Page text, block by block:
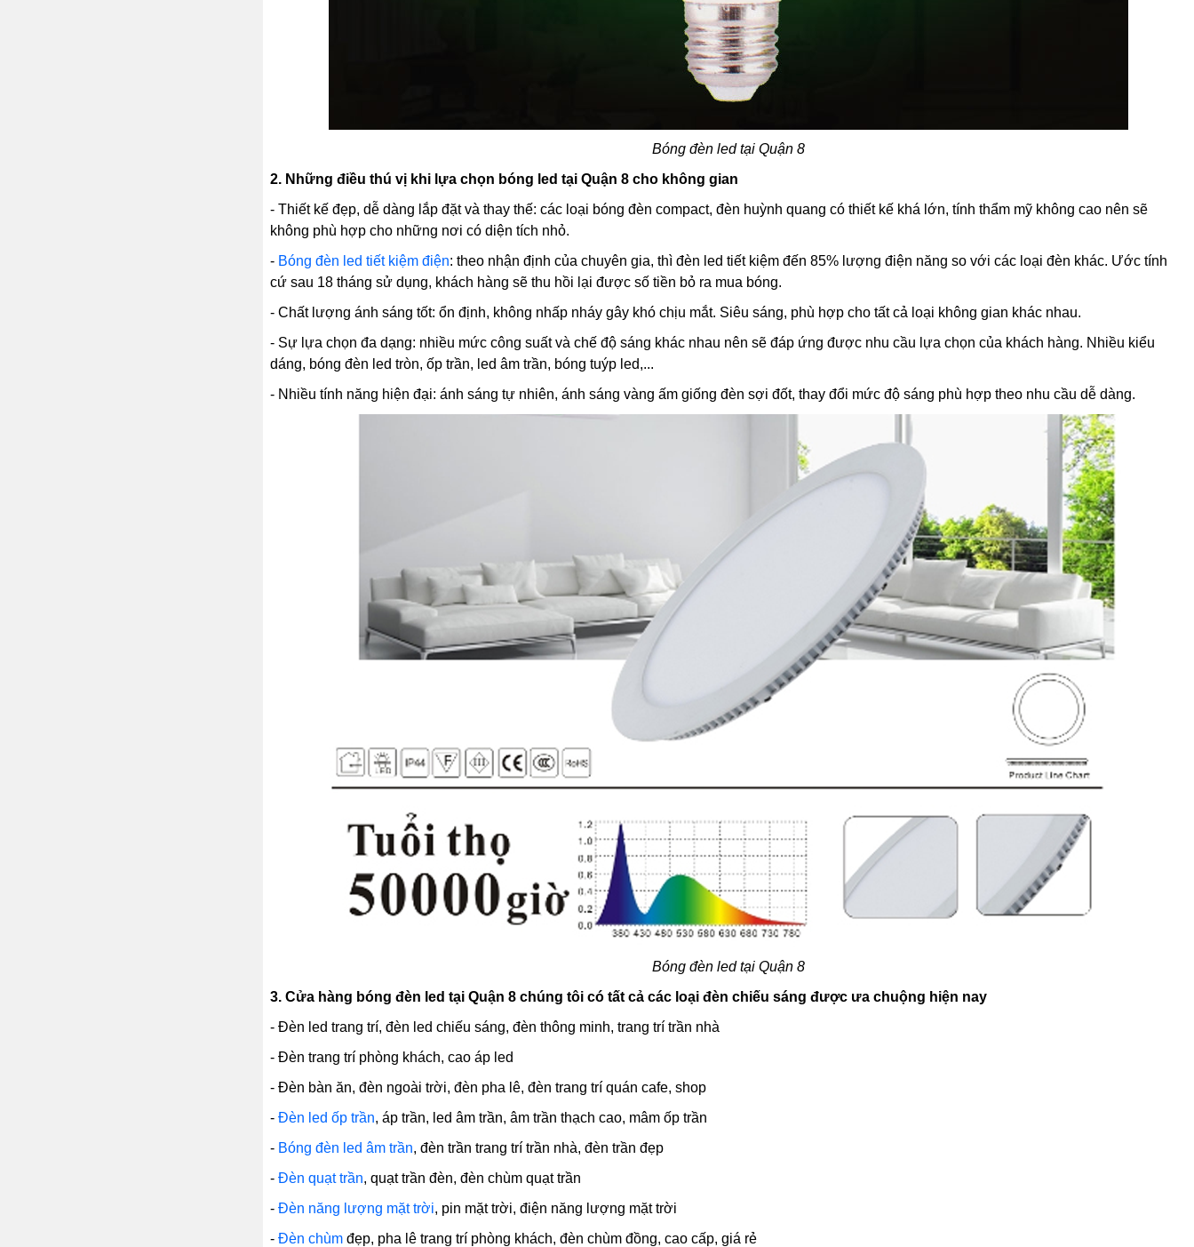
Bóng đèn led tại Quận 8
2. Những điều thú vị khi lựa chọn bóng led tại Quận 8 cho không gian
- Thiết kế đẹp, dễ dàng lắp đặt và thay thế: các loại bóng đèn compact, đèn huỳnh quang có thiết kế khá lớn, tính thẩm mỹ không cao nên sẽ
không phù hợp cho những nơi có diện tích nhỏ.
- Bóng đèn led tiết kiệm điện: theo nhận định của chuyên gia, thì đèn led tiết kiệm đến 85% lượng điện năng so với các loại đèn khác. Ước tính
cứ sau 18 tháng sử dụng, khách hàng sẽ thu hồi lại được số tiền bỏ ra mua bóng.
- Chất lượng ánh sáng tốt: ổn định, không nhấp nháy gây khó chịu mắt. Siêu sáng, phù hợp cho tất cả loại không gian khác nhau.
- Sự lựa chọn đa dạng: nhiều mức công suất và chế độ sáng khác nhau nên sẽ đáp ứng được nhu cầu lựa chọn của khách hàng. Nhiều kiểu
dáng, bóng đèn led tròn, ốp trần, led âm trần, bóng tuýp led,...
- Nhiều tính năng hiện đại: ánh sáng tự nhiên, ánh sáng vàng ấm giống đèn sợi đốt, thay đổi mức độ sáng phù hợp theo nhu cầu dễ dàng.
Bóng đèn led tại Quận 8
3. Cửa hàng bóng đèn led tại Quận 8 chúng tôi có tất cả các loại đèn chiếu sáng được ưa chuộng hiện nay
- Đèn led trang trí, đèn led chiếu sáng, đèn thông minh, trang trí trần nhà
- Đèn trang trí phòng khách, cao áp led
- Đèn bàn ăn, đèn ngoài trời, đèn pha lê, đèn trang trí quán cafe, shop
- Đèn led ốp trần, áp trần, led âm trần, âm trần thạch cao, mâm ốp trần
- Bóng đèn led âm trần, đèn trần trang trí trần nhà, đèn trần đẹp
- Đèn quạt trần, quạt trần đèn, đèn chùm quạt trần
- Đèn năng lượng mặt trời, pin mặt trời, điện năng lượng mặt trời
- Đèn chùmđẹp, pha lê trang trí phòng khách, đèn chùm đồng, cao cấp, giá rẻ